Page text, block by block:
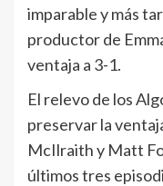
imparable y más
productor de
ventaja a 3-1.
El relevo de los
preservar la
McIlraith y Matt
últimos tres